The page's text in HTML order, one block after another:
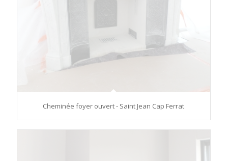
Cheminée foyer ouvert - Saint Jean Cap Ferrat